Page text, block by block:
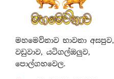
මහමෙව්නාව භාවනා අසපුව,
වඩුවාව, යටිගල්ඔලුව,
පොල්ගහවෙල.